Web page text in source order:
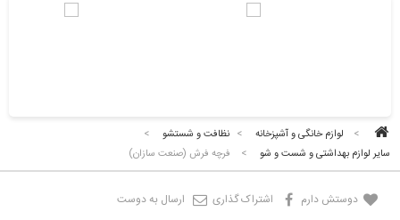
> لوازم خانگی و آشپزخانه > نظافت و شستشو
>
سایر لوازم بهداشتی و شست و شو
> فرچه فرش (صنعت سازان)
دوستش دارم اشتراک گذاری ارسال به دوست